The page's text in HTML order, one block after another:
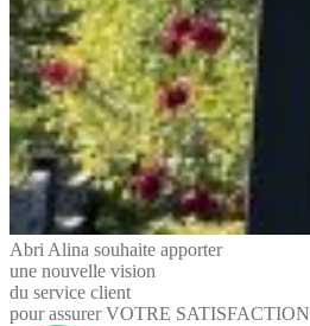
Abri Alina souhaite apporter
une nouvelle vision
du service client
pour assurer VOTRE SATISFACTION